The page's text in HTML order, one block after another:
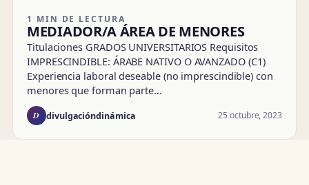
1 MIN DE LECTURA
MEDIADOR/A ÁREA DE MENORES
Titulaciones GRADOS UNIVERSITARIOS Requisitos
IMPRESCINDIBLE: ÁRABE NATIVO O AVANZADO (C1)
Experiencia laboral deseable (no imprescindible) con
menores que forman parte…
D divulgacióndinámica 25 octubre, 2023